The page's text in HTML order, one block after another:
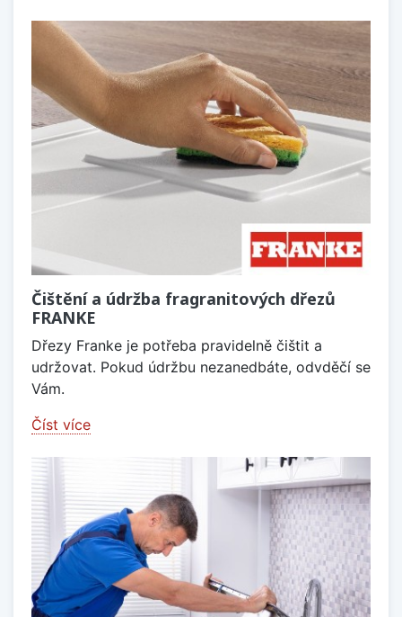
Čištění a údržba fragranitových dřezů
FRANKE
Dřezy Franke je potřeba pravidelně čištit a
udržovat. Pokud údržbu nezanedbáte, odvděčí se
Vám.
Číst více